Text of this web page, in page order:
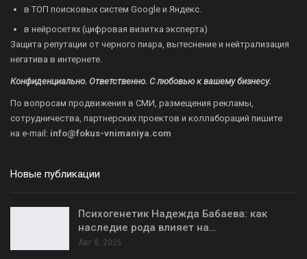
в ТОП поисковых систем Google и Яндекс.
в нейросетях (цифровая визитка эксперта)
Защита репутации от черного пиара, вытеснение и нейтрализация
негатива в интернете.
Конфиденциально. Ответственно. С любовью к вашему бизнесу.
По вопросам продвижения в СМИ, размещения рекламы,
сотрудничества, партнерских проектов и коллабораций пишите
на e-mail: info@fokus-vnimaniya.com
Новые публикации
Психогенетик Надежда Бабаева: как
наследие рода влияет на…
Авг 8, 2026